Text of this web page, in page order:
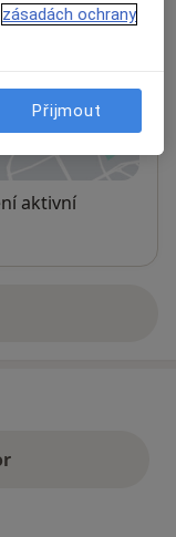
8,30-15h, čt
aktivní
zásadách ochrany
Přijmout